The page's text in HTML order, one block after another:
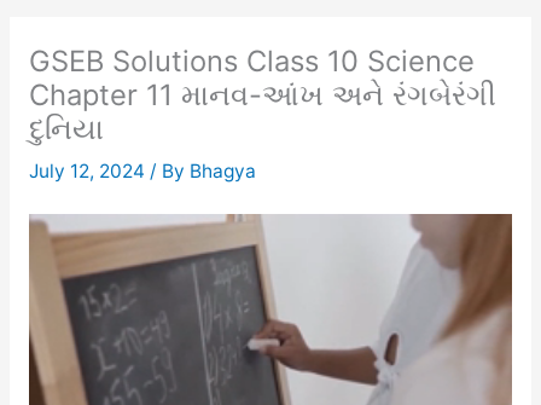
GSEB Solutions Class 10 Science
Chapter 11 માનવ-આંખ અને રંગબેરંગી
દુનિયા
July 12, 2024 / By Bhagya